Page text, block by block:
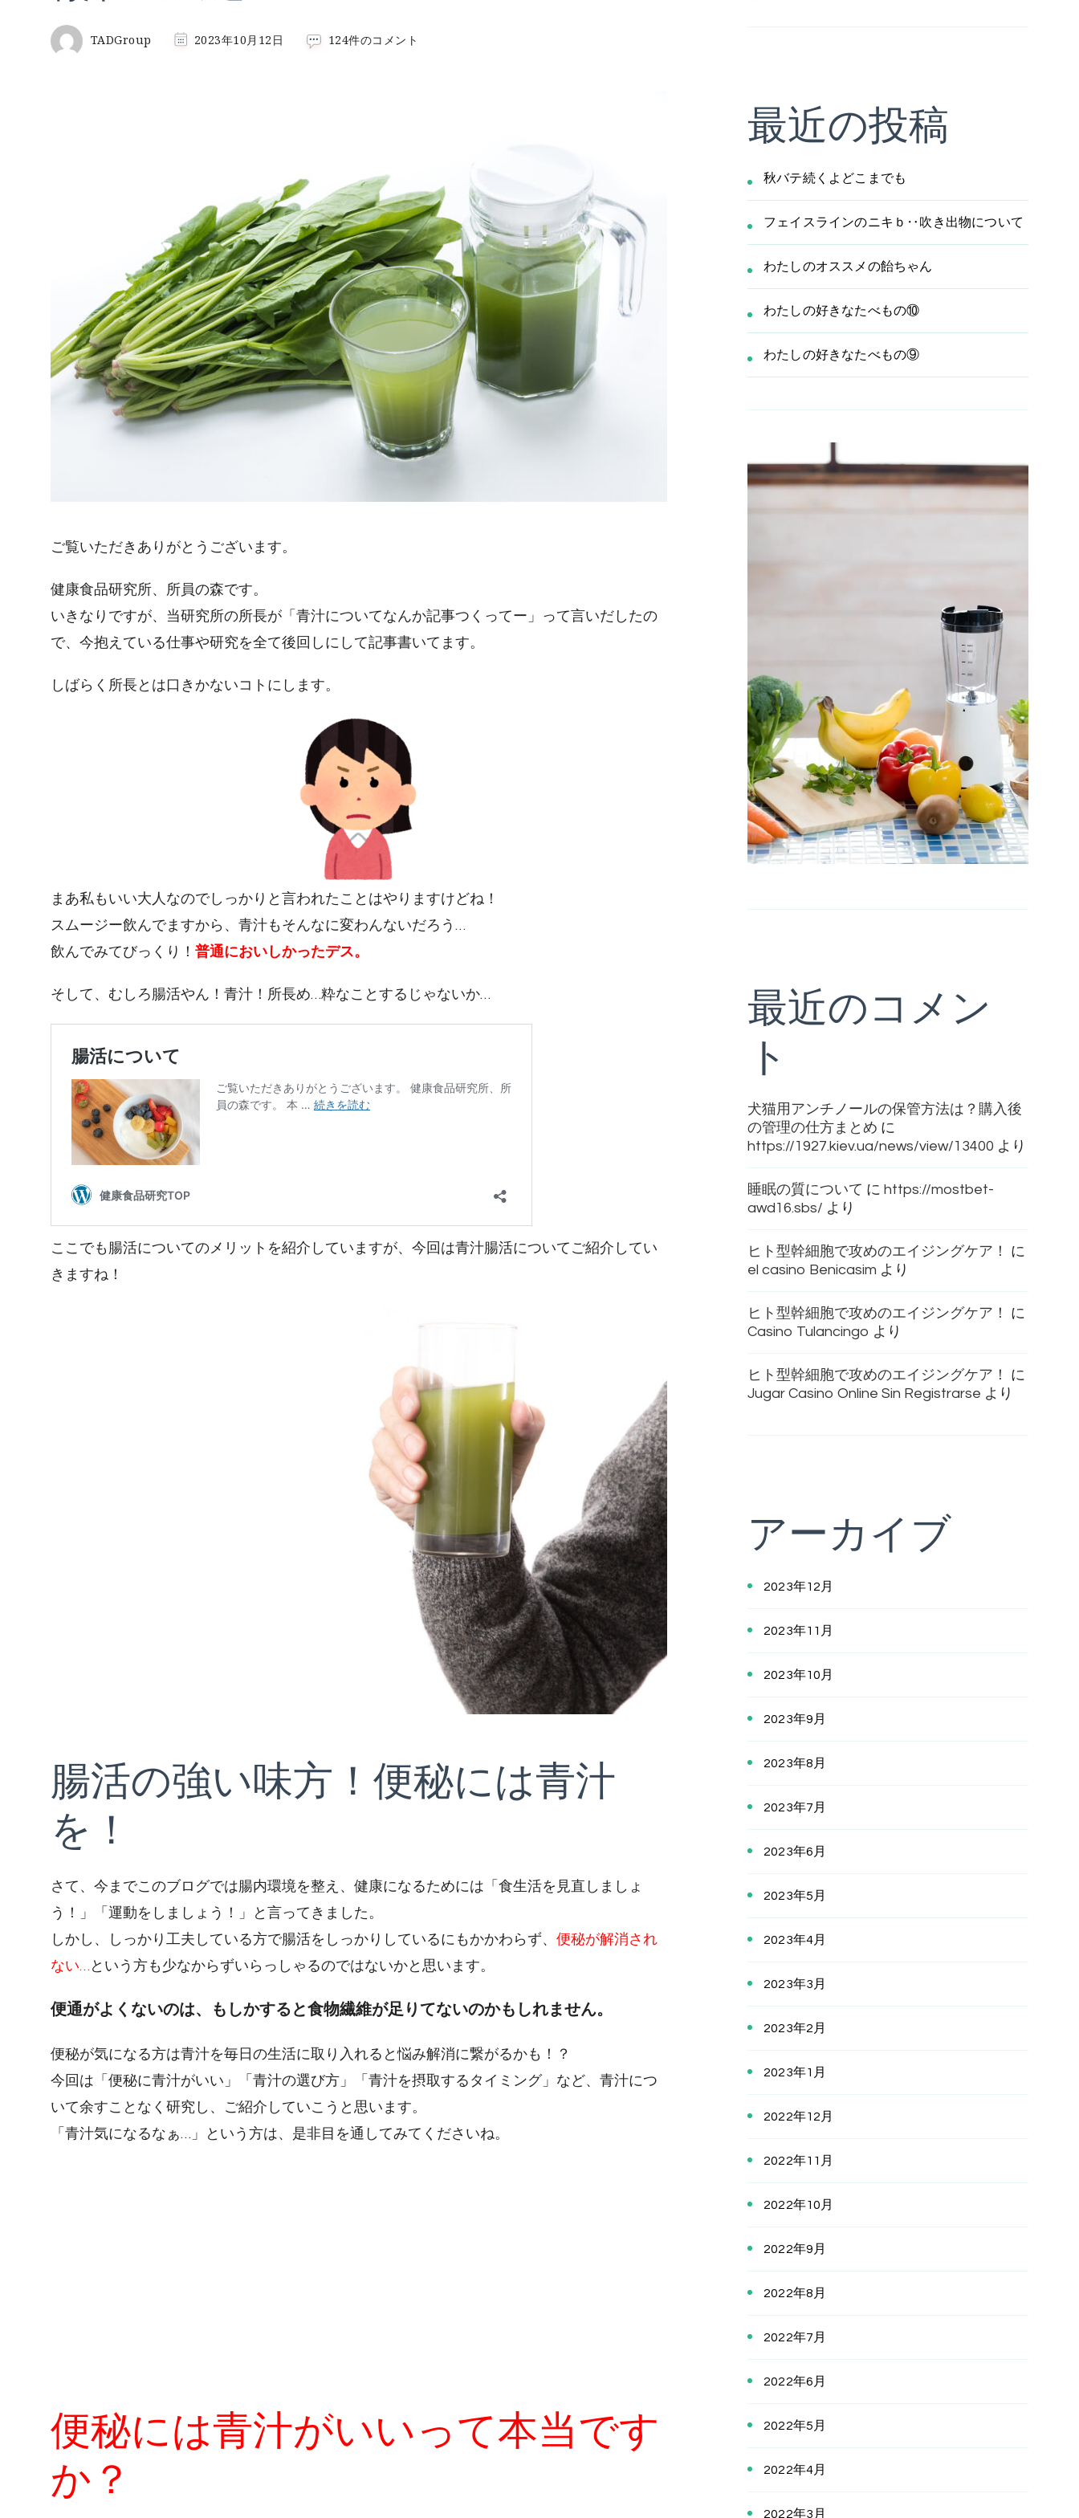
TADGroup 2023年10月12日
青
124件のコメント
ご覧いただきありがとうございます。
健康食品研究所、所員の森です。
いきなりですが、当研究所の所長が「青汁についてなんか記事つくってー」って言いだしたの
で、今抱えている仕事や研究を全て後回しにして記事書いてます。
しばらく所長とは口きかないコトにします。
まあ私もいい大人なのでしっかりと言われたことはやりますけどね！
スムージー飲んでますから、青汁もそんなに変わんないだろう…
飲んでみてびっくり！ 普通においしかったデス。
そして、むしろ腸活やん！青汁！所長め…粋なことするじゃないか…
ここでも腸活についてのメリットを紹介していますが、今回は青汁腸活についてご紹介してい
きますね！
腸活の強い味方！便秘には青汁
を！
さて、今までこのブログでは腸内環境を整え、健康になるためには「食生活を見直しましょ
う！」「運動をしましょう！」と言ってきました。
しかし、しっかり工夫している方で腸活をしっかりしているにもかかわらず、 便秘が解消され
ない… という方も少なからずいらっしゃるのではないかと思います。
便通がよくないのは、もしかすると食物繊維が足りてないのかもしれません。
便秘が気になる方は青汁を毎日の生活に取り入れると悩み解消に繋がるかも！？
今回は「便秘に青汁がいい」「青汁の選び方」「青汁を摂取するタイミング」など、青汁につ
いて余すことなく研究し、ご紹介していこうと思います。
「青汁気になるなぁ…」という方は、是非目を通してみてくださいね。
便秘には青汁がいいって本当です
か？
最近の投稿
秋バテ続くよどこまでも
フェイスラインのニキｂ‥吹き出物について
わたしのオススメの飴ちゃん
わたしの好きなたべもの⑩
わたしの好きなたべもの⑨
最近のコメン
ト
犬猫用アンチノールの保管方法は？購入後
の管理の仕方まとめ に
https://1927.kiev.ua/news/view/13400 より
睡眠の質について に https://mostbet-
awd16.sbs/ より
ヒト型幹細胞で攻めのエイジングケア！
に
el casino Benicasim より
ヒト型幹細胞で攻めのエイジングケア！
に
Casino Tulancingo より
ヒト型幹細胞で攻めのエイジングケア！
に
Jugar Casino Online Sin Registrarse より
アーカイブ
2023年12月
2023年11月
2023年10月
2023年9月
2023年8月
2023年7月
2023年6月
2023年5月
2023年4月
2023年3月
2023年2月
2023年1月
2022年12月
2022年11月
2022年10月
2022年9月
2022年8月
2022年7月
2022年6月
2022年5月
2022年4月
2022年3月